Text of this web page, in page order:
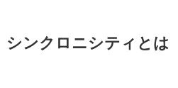
シンクロニシティとは